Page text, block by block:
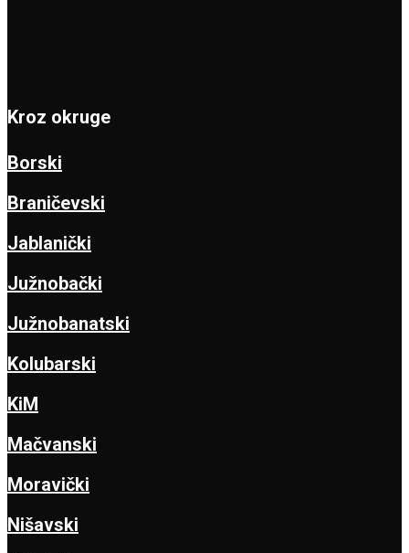
Kroz okruge
Borski
Braničevski
Jablanički
Južnobački
Južnobanatski
Kolubarski
KiM
Mačvanski
Moravički
Nišavski